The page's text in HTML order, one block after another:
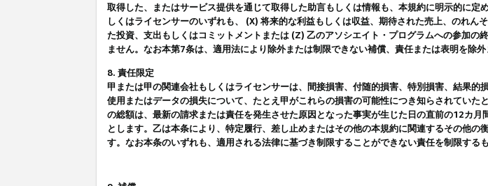
取得した、またはサービス提供を通じて取得した助言もしくは情報も、本規約に明示的に
しくはライセンサーのいずれも、 (X) 将来的な利益もしくは収益、期待された売上、のれ
た投資、支出もしくはコミットメントまたは (Z) 乙のアソシエイト・プログラムへの参加
ません。なお本第7条は、適用法により除外または制限できない補償、責任または表明を除外
8. 責任限定
甲または甲の関連会社もしくはライセンサーは、間接損害、付随的損害、特別損害、結果的
使用またはデータの損失について、たとえ甲がこれらの損害の可能性につき知らされてい
の総額は、最新の請求または責任を発生させた原因となった事実が生じた日の直前の12カ
とします。乙は本条により、特定履行、差し止めまたはその他の本規約に関連するその他
す。なお本条のいずれも、適用される法律に基づき制限することができない責任を制限する